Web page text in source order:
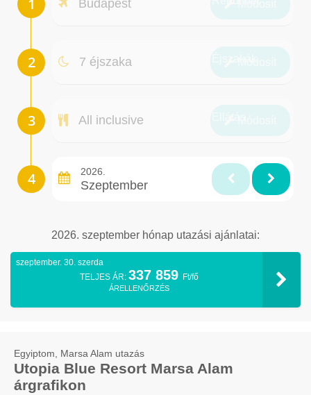
Budapest
7 éjszaka
All inclusive
2026.
Szeptember
2026. szeptember hónap utazási ajánlatai:
szeptember. 30. szerda
TELJES ÁR: 337 859 Ft/fő
ÁRELLENŐRZÉS
Egyiptom, Marsa Alam utazás
Utopia Blue Resort Marsa Alam
árgrafikon